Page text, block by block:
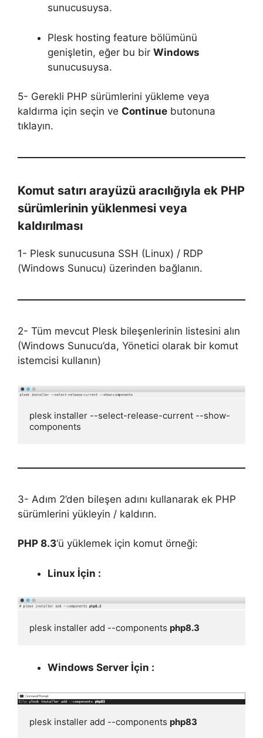
sunucusuysa.
Plesk hosting feature bölümünü
genişletin, eğer bu bir Windows
sunucusuysa.
5- Gerekli PHP sürümlerini yükleme veya
kaldırma için seçin ve Continue butonuna
tıklayın.
Komut satırı arayüzü aracılığıyla ek PHP
sürümlerinin yüklenmesi veya
kaldırılması
1- Plesk sunucusuna SSH (Linux) / RDP
(Windows Sunucu) üzerinden bağlanın.
2- Tüm mevcut Plesk bileşenlerinin listesini alın
(Windows Sunucu’da, Yönetici olarak bir komut
istemcisi kullanın)
plesk installer --select-release-current --show-
components
3- Adım 2’den bileşen adını kullanarak ek PHP
sürümlerini yükleyin / kaldırın.
PHP 8.3‘ü yüklemek için komut örneği:
Linux İçin :
plesk installer add --components php8.3
Windows Server İçin :
plesk installer add --components php83